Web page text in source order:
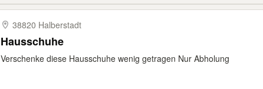
38820 Halberstadt
Hausschuhe
Verschenke diese Hausschuhe wenig getragen Nur Abholung